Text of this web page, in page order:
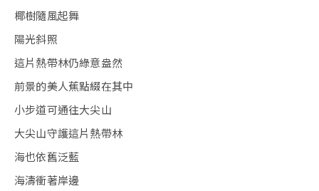
椰樹隨風起舞
陽光斜照
這片熱帶林仍綠意盎然
前景的美人蕉點綴在其中
小步道可通往大尖山
大尖山守護這片熱帶林
海也依舊泛藍
海濤衝著岸邊